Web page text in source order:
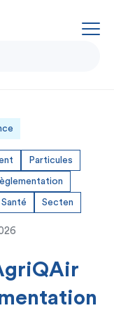
Particules
Santé Secten